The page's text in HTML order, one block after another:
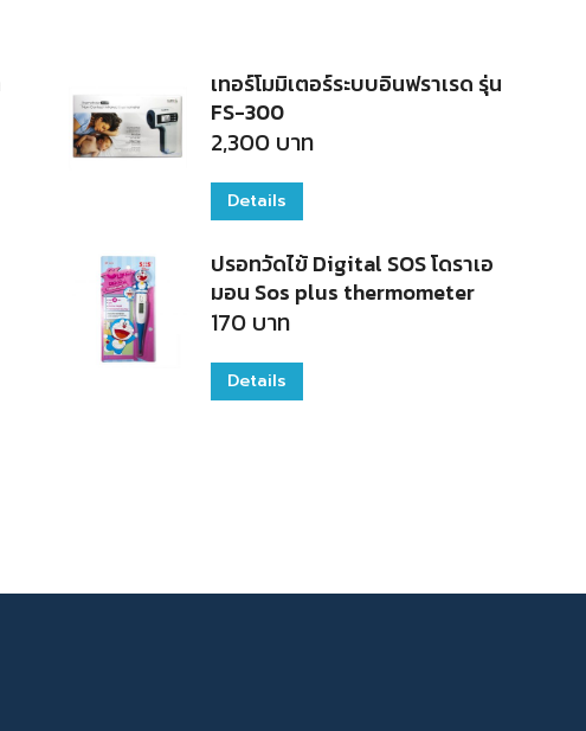
เทอร์โมมิเตอร์ระบบอินฟราเรด รุ่น
FS-300
2,300บาท
Details
ปรอทวัดไข้ Digital SOS โดราเอ
มอน Sos plus thermometer
170บาท
Details